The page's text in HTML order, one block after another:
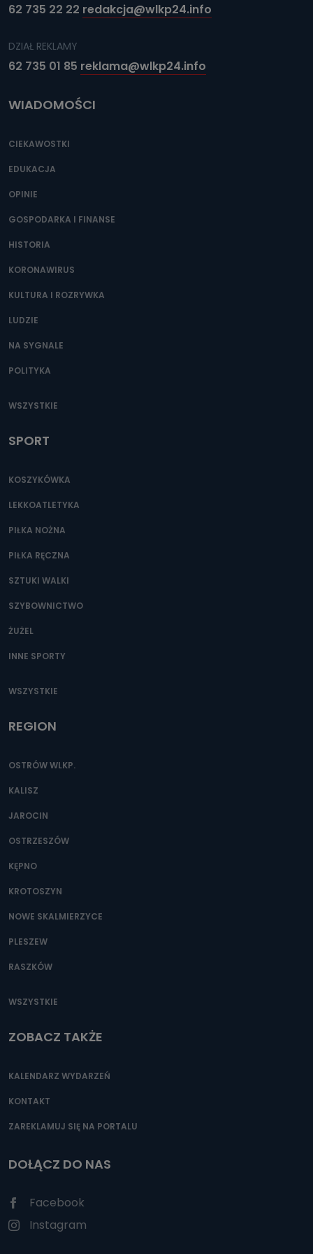
62 735 22 22 redakcja@wlkp24.info
DZIAŁ REKLAMY
62 735 01 85 reklama@wlkp24.info
WIADOMOŚCI
CIEKAWOSTKI
EDUKACJA
OPINIE
GOSPODARKA I FINANSE
HISTORIA
KORONAWIRUS
KULTURA I ROZRYWKA
LUDZIE
NA SYGNALE
POLITYKA
WSZYSTKIE
SPORT
KOSZYKÓWKA
LEKKOATLETYKA
PIŁKA NOŻNA
PIŁKA RĘCZNA
SZTUKI WALKI
SZYBOWNICTWO
ŻUŻEL
INNE SPORTY
WSZYSTKIE
REGION
OSTRÓW WLKP.
KALISZ
JAROCIN
OSTRZESZÓW
KĘPNO
KROTOSZYN
NOWE SKALMIERZYCE
PLESZEW
RASZKÓW
WSZYSTKIE
ZOBACZ TAKŻE
KALENDARZ WYDARZEŃ
KONTAKT
ZAREKLAMUJ SIĘ NA PORTALU
DOŁĄCZ DO NAS
Facebook
Instagram